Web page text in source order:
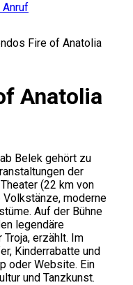
Fire of Anatolia
Anatolia
Belek gehört zu
der
(22 km von
moderne
Auf der Bühne
legendäre
erzählt. Im
Kinderrabatte und
oder Website. Ein
und Tanzkunst.